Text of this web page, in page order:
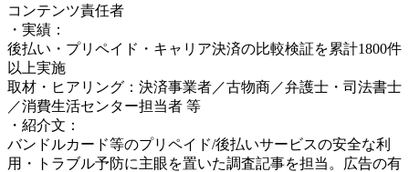
コンテンツ責任者
・実績：
後払い・プリペイド・キャリア決済の比較検証を累計1800件
以上実施
取材・ヒアリング：決済事業者／古物商／弁護士・司法書士
／消費生活センター担当者 等
・紹介文：
バンドルカード等のプリペイド/後払いサービスの安全な利
用・トラブル予防に主眼を置いた調査記事を担当。広告の有